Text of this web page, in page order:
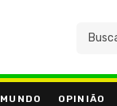
MUNDO OPINIÃO